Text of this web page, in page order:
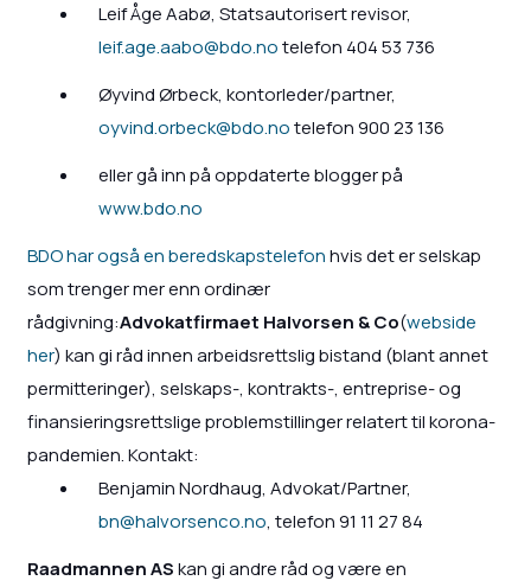
Leif Åge Aabø, Statsautorisert revisor,
leif.age.aabo@bdo.notelefon 404 53 736
Øyvind Ørbeck, kontorleder/partner,
oyvind.orbeck@bdo.notelefon 900 23 136
eller gå inn på oppdaterte blogger på
www.bdo.no
BDO har også en beredskapstelefonhvis det er selskap
som trenger mer enn ordinær
rådgivning:Advokatfirmaet Halvorsen & Co(webside
her) kan gi råd innen arbeidsrettslig bistand (blant annet
permitteringer), selskaps-, kontrakts-, entreprise- og
finansieringsrettslige problemstillinger relatert til korona-
pandemien. Kontakt:
Benjamin Nordhaug, Advokat/Partner,
bn@halvorsenco.no, telefon 91 11 27 84
Raadmannen ASkan gi andre råd og være en